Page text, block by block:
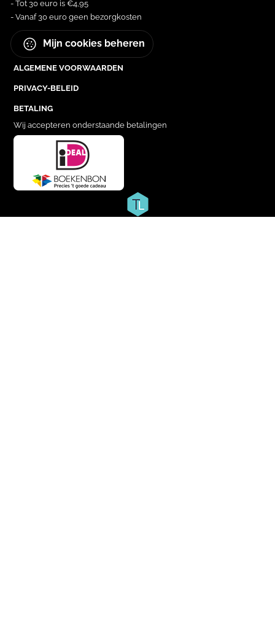
- Tot 30 euro is €4,95
- Vanaf 30 euro geen bezorgkosten
Mijn cookies beheren
ALGEMENE VOORWAARDEN
PRIVACY-BELEID
BETALING
Wij accepteren onderstaande betalingen